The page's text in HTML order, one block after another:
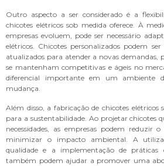
Outro aspecto a ser considerado é a
chicotes elétricos sob medida oferece. À
empresas evoluem, pode ser necessário
elétricos. Chicotes personalizados podem
atualizados para atender a novas demandas,
se mantenham competitivas e ágeis no
diferencial importante em um ambiente
mudança.
Além disso, a fabricação de chicotes
para a sustentabilidade. Ao projetar chicotes
necessidades, as empresas podem reduzir
minimizar o impacto ambiental. A
qualidade e a implementação de práticas
também podem ajudar a promover uma